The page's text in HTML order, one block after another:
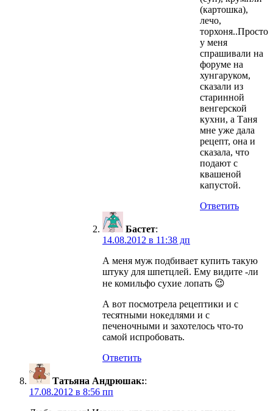
(картошка),
лечо,
торхоня..Просто
у меня
спрашивали на
форуме на
хунгаруком,
сказали из
старинной
венгерской
кухни, а Таня
мне уже дала
рецепт, она и
сказала, что
подают с
квашеной
капустой.
Ответить
Бастет:
14.08.2012 в 11:38 дп
А меня муж подбивает купить такую
штуку для шпетцлей. Ему видите -ли
не комильфо сухие лопать 😉
А вот посмотрела рецептики и с
тесятными нокедлями и с
печеночными и захотелось что-то
самой испробовать.
Ответить
Татьяна Андрюшак::
17.08.2012 в 8:56 пп